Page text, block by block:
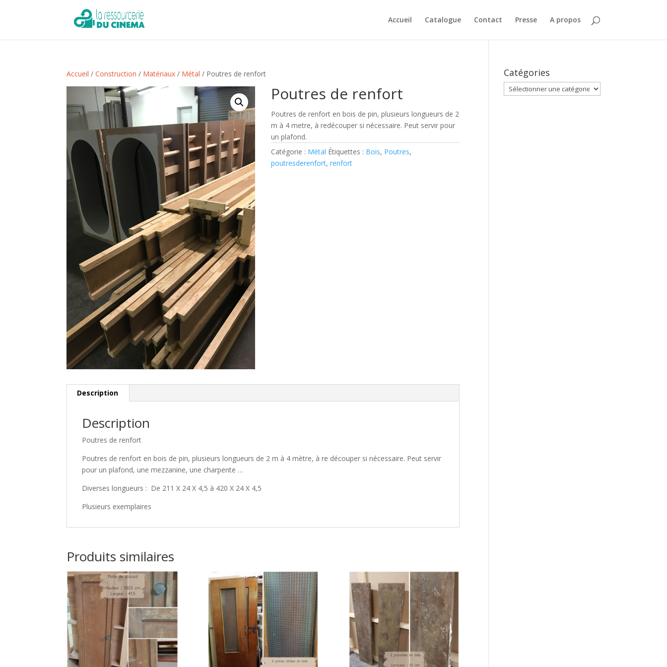
Accueil Catalogue Contact Presse A propos
Accueil /Construction / Matériaux / Métal / Poutres de renfort
Poutres de renfort
Poutres de renfort en bois de pin, plusieurs longueurs de 2
m à 4 metre, à redécouper si nécessaire. Peut servir pour
un plafond.
Catégorie : Métal Étiquettes : Bois, Poutres,
poutresderenfort,renfort
Description
Description
Poutres de renfort
Poutres de renfort en bois de pin, plusieurs longueurs de 2 m à 4 mètre, à re découper si nécessaire. Peut servir
pour un plafond, une mezzanine, une charpente …
Diverses longueurs : De 211 X 24 X 4,5 à 420 X 24 X 4,5
Plusieurs exemplaires
Produits similaires
Catégories
Catégories